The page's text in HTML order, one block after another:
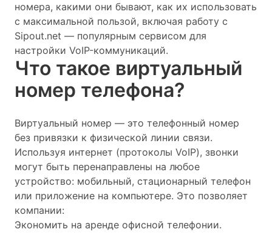
номера, какими они бывают, как их использовать
с максимальной пользой, включая работу с
Sipout.net — популярным сервисом для
настройки VoIP-коммуникаций.
Что такое виртуальный
номер телефона?
Виртуальный номер — это телефонный номер
без привязки к физической линии связи.
Используя интернет (протоколы VoIP), звонки
могут быть перенаправлены на любое
устройство: мобильный, стационарный телефон
или приложение на компьютере. Это позволяет
компании:
Экономить на аренде офисной телефонии.